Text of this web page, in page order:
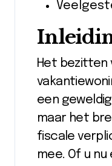
Het bezitten
een
maar het
fiscale
mee. Of u